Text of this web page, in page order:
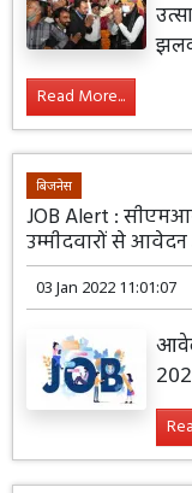
Read More...
बिजनेस
JOB Alert :
उम्मीदवारों से
03 Jan 2022 11:01:07